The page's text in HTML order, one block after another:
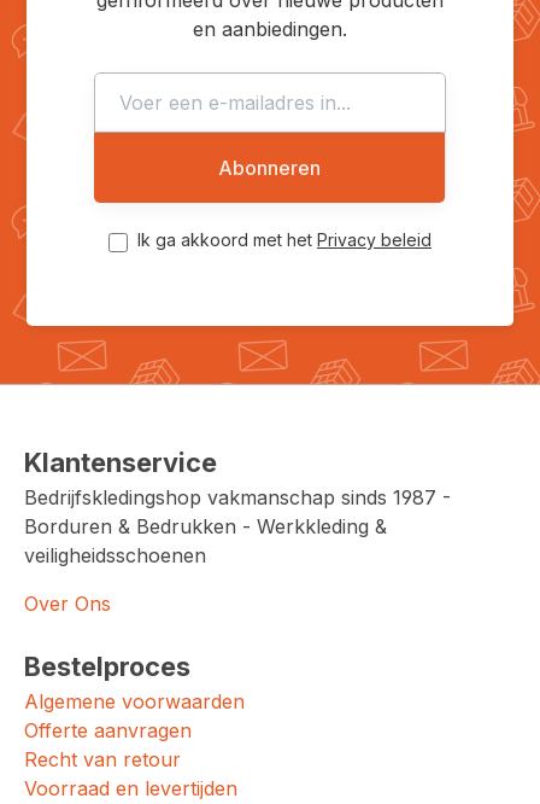
en aanbiedingen.
Abonneren
Ik ga akkoord met het Privacy beleid
Klantenservice
Bedrijfskledingshop vakmanschap sinds 1987 -
Borduren & Bedrukken - Werkkleding &
veiligheidsschoenen
Over Ons
Bestelproces
Algemene voorwaarden
Offerte aanvragen
Recht van retour
Voorraad en levertijden